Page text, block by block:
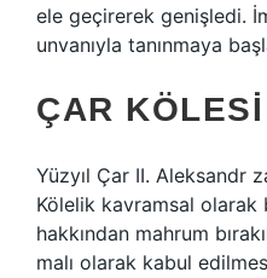
ele geçirerek genişledi.
unvanıyla tanınmaya
ÇAR
Yüzyıl Çar II. Aleksandr
Kölelik kavramsal
hakkından mahrum
malı olarak kabul